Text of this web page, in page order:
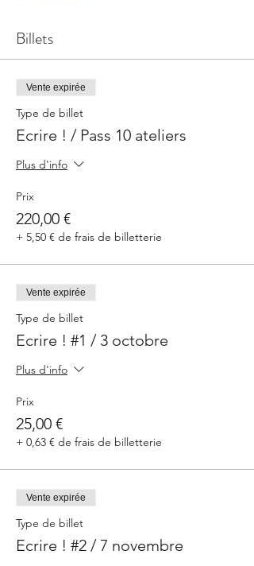
Billets
Vente expirée
Type de billet
Ecrire ! / Pass 10 ateliers
Plus d'info
Prix
220,00 €
+ 5,50 € de frais de billetterie
Vente expirée
Type de billet
Ecrire ! #1 / 3 octobre
Plus d'info
Prix
25,00 €
+ 0,63 € de frais de billetterie
Vente expirée
Type de billet
Ecrire ! #2 / 7 novembre